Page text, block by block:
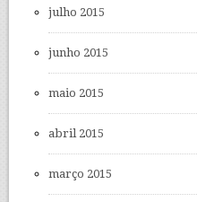
julho 2015
junho 2015
maio 2015
abril 2015
março 2015